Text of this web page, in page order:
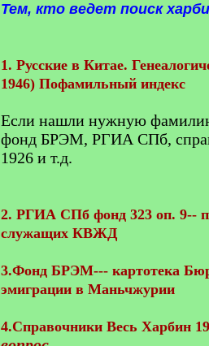
Тем, кто ведет поиск
1. Русские в Китае.
1946) Пофамильный индекс
Если нашли нужную
фонд БРЭМ, РГИА СПб,
1926 и т.д.
2. РГИА СПб фонд 323 оп. 9--
служащих КВЖД
3.Фонд БРЭМ--- картотека
эмиграции в Маньчжурии
4.Справочники Весь Харбин